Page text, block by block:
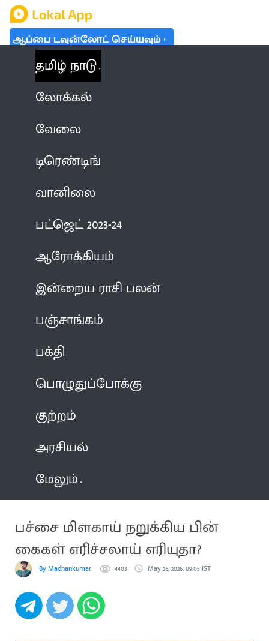
ஆப்பை டவுன்லோட் செய்யவும்
தமிழ் நாடு
லோக்கல்
வேலை
டிரெண்டிங்
வானிலை
பட்ஜெட் 2023-24
ஆரோக்கியம்
இன்றைய ராசி பலன்
பஞ்சாங்கம்
பக்தி
பொழுதுப்போக்கு
குற்றம்
அரசியல்
மேலும்
பச்சை மிளகாய் நறுக்கிய பின்
கைகள் எரிச்சலாய் எரியுதா?
By Madhankumar 4403 May 26, 2026, 09:05 IST